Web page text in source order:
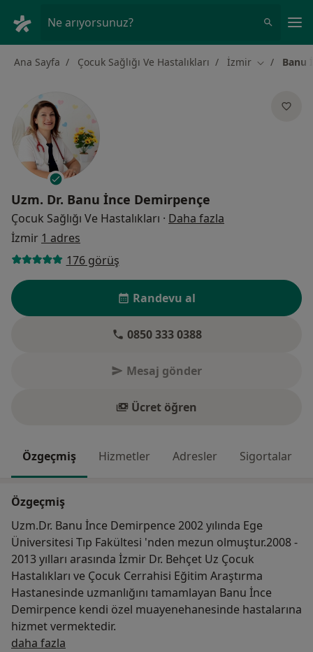
Ne arıyorsunuz?
Ana Sayfa Çocuk Sağlığı Ve Hastalıkları İzmir ŞehirBanu
Uzm. Dr. Banu İnce Demirpençe
Çocuk Sağlığı Ve Hastalıkları · Daha fazla
İzmir 1 adres
176 görüş
Randevu al
0850 333 0388
Mesaj gönder
Ücret öğren
Özgeçmiş Hizmetler Adresler Sigortalar
Özgeçmiş
Uzm.Dr. Banu İnce Demirpence 2002 yılında Ege
Üniversitesi Tıp Fakültesi 'nden mezun olmuştur.2008 -
2013 yılları arasında İzmir Dr. Behçet Uz Çocuk
Hastalıkları ve Çocuk Cerrahisi Eğitim Araştırma
Hastanesinde uzmanlığını tamamlayan Banu İnce
Demirpence kendi özel muayenehanesinde hastalarına
hizmet vermektedir.
daha fazla